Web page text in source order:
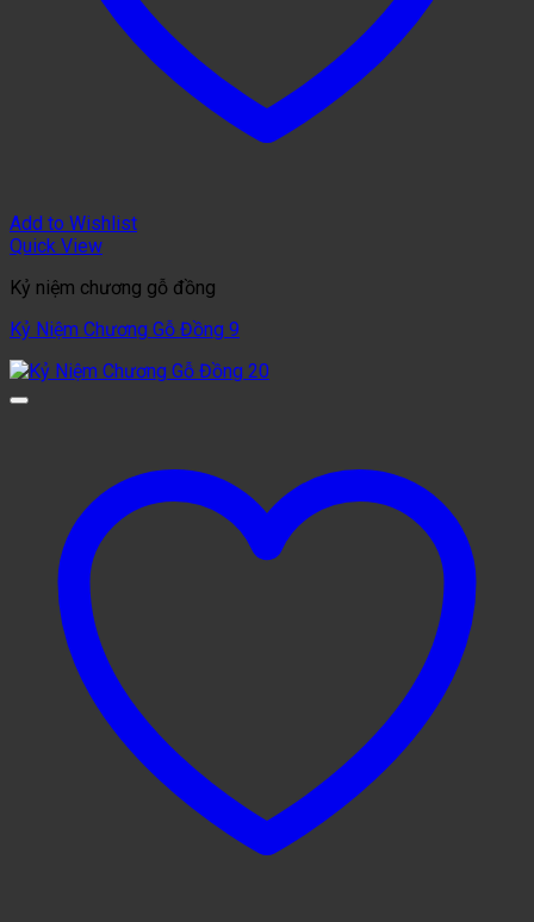
Add to Wishlist
Quick View
Kỷ niệm chương gỗ đồng
Kỷ Niệm Chương Gỗ Đồng 9